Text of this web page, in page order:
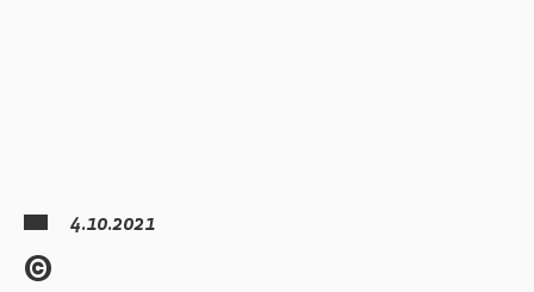
4.10.2021
©